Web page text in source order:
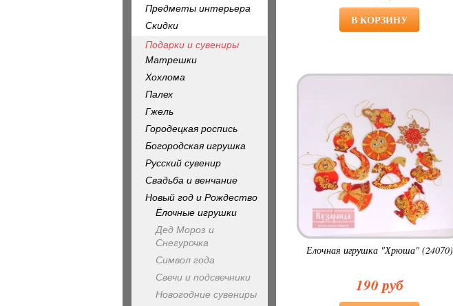
Елочная игрушка "Хрюша" (24070)
190 руб
Предметы интерьера
Скидки
Подарки и сувениры
Матрешки
Хохлома
Палех
Гжель
Городецкая роспись
Богородская игрушка
Русский сувенир
Свадьба и венчание
Новый год и Рождество
Ёлочные игрушки
Дед Мороз и
Снегурочка
Символ года
Свечи и подсвечники
Новогодние сувениры